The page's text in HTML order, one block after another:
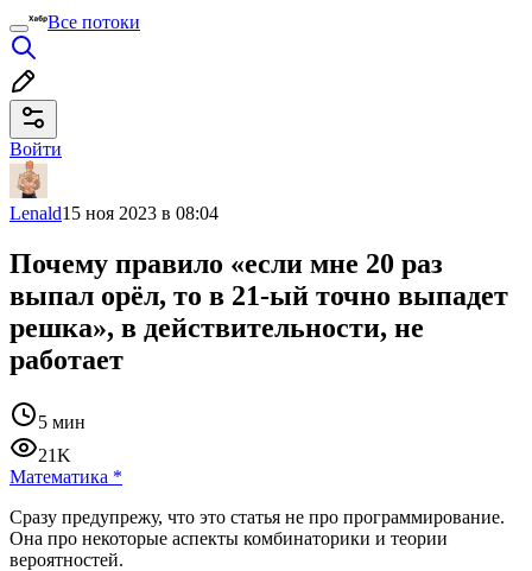
Все потоки
Войти
Lenald15 ноя 2023 в 08:04
Почему правило «если мне 20 раз
выпал орёл, то в 21-ый точно выпадет
решка», в действительности, не
работает
5 мин
21K
Математика *
Сразу предупрежу, что это статья не про программирование.
Она про некоторые аспекты комбинаторики и теории
вероятностей.